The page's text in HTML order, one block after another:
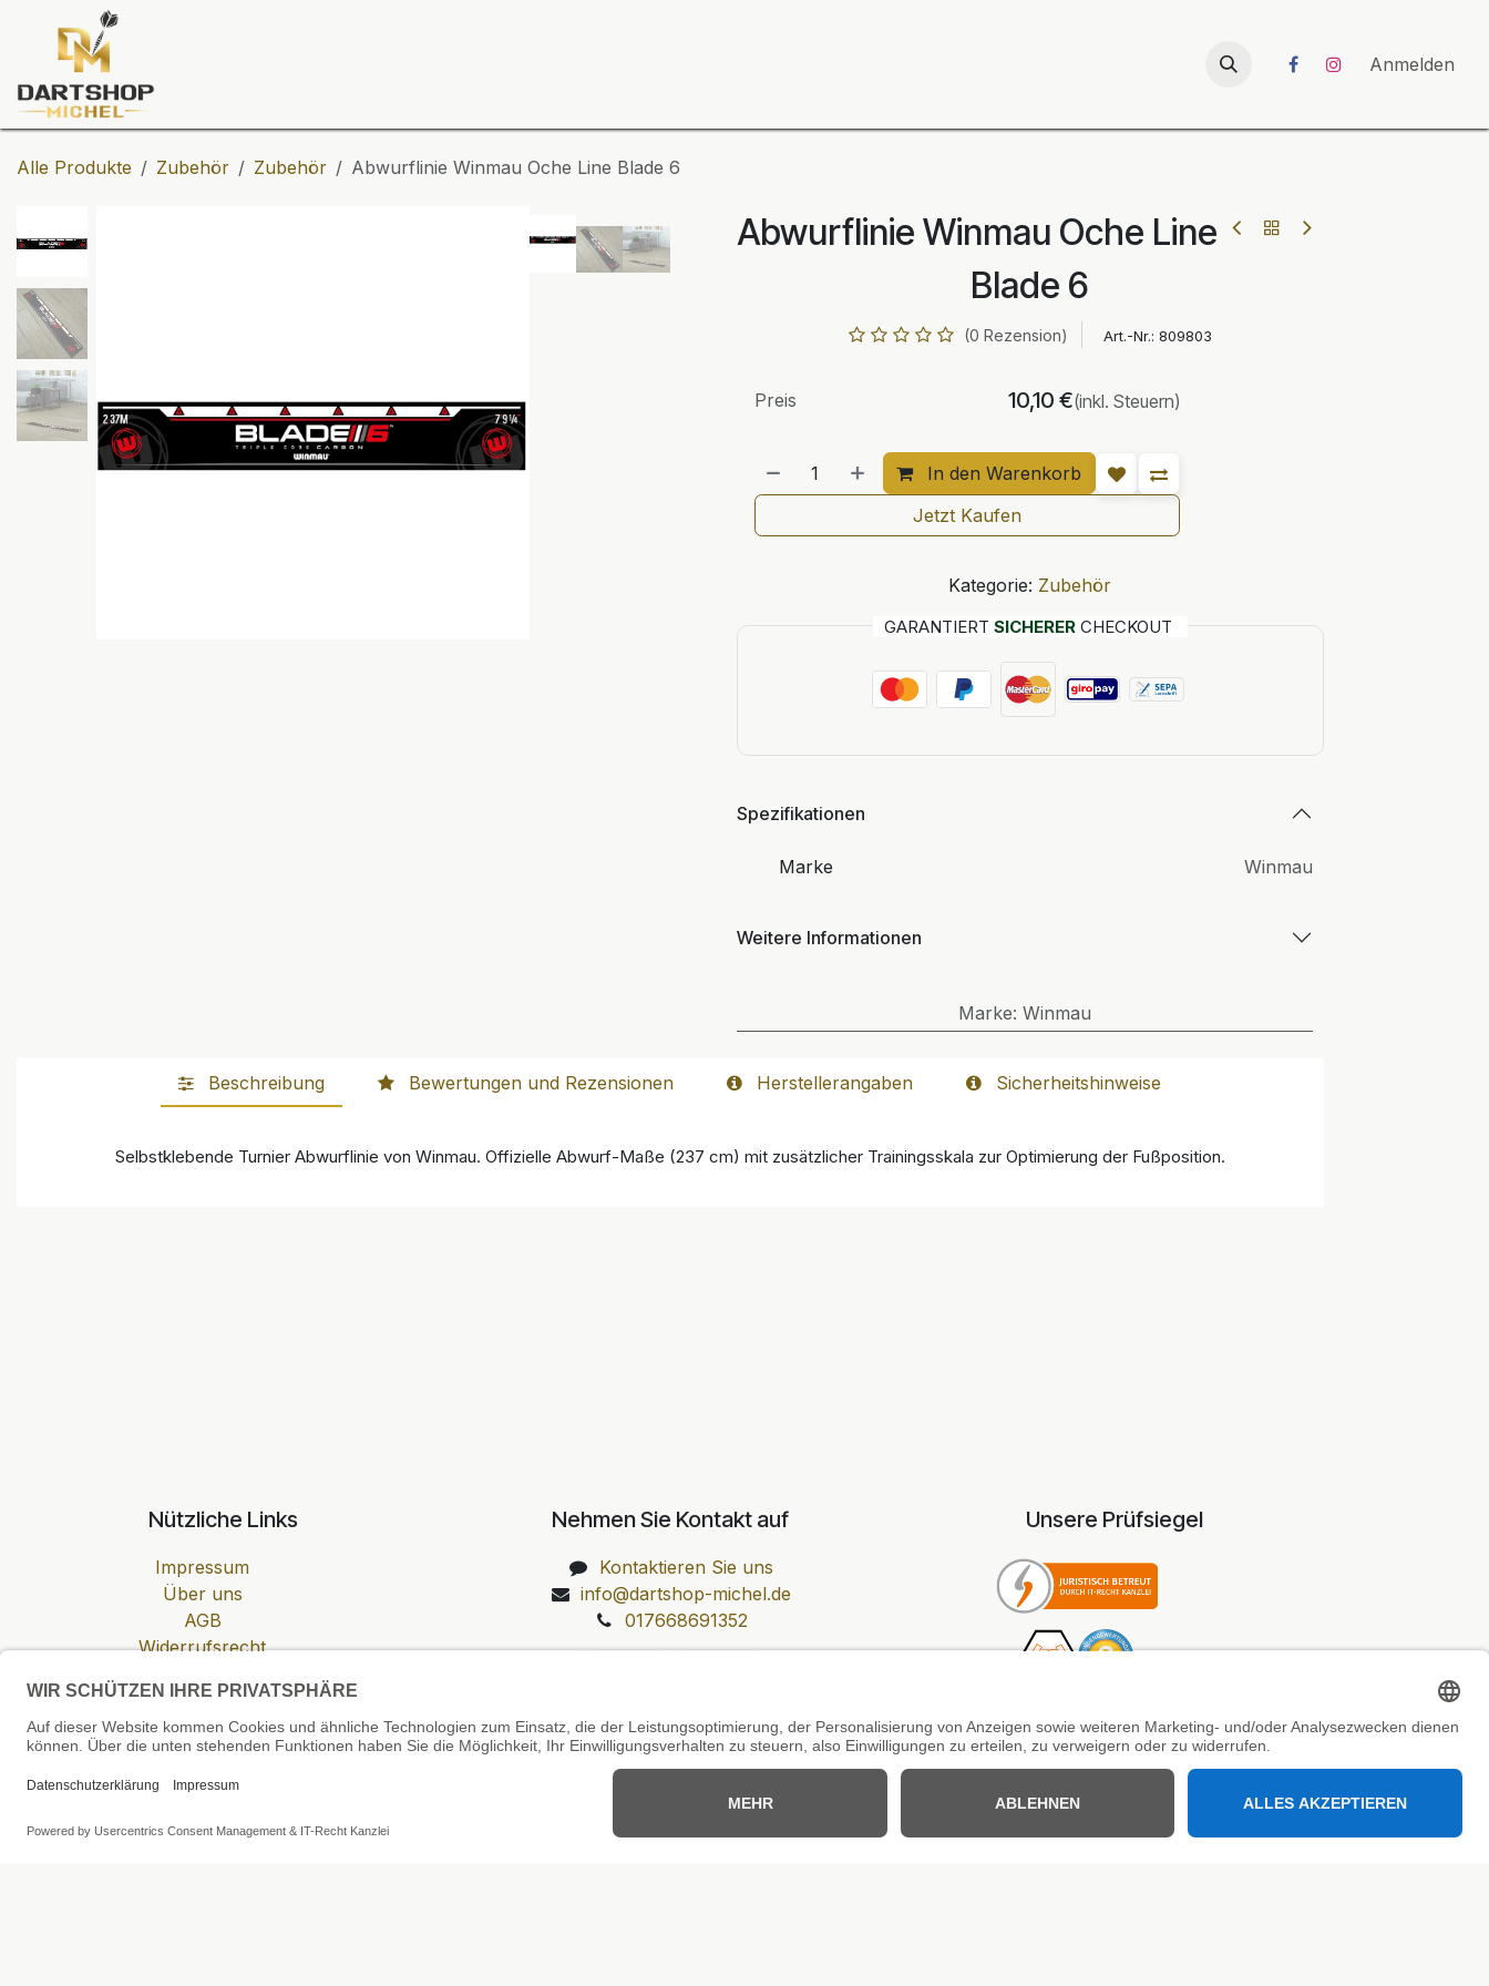
Zum Inhalt springen
UNICORN-Launch 2026 Anmelden
Alle Produkte Zubehör Zubehör Abwurflinie Winmau Oche Line Blade 6
Abwurflinie Winmau Oche Line
Blade 6
(0 Rezension) Art.-Nr.: 809803
In den Warenkorb
Preis 10,10 €(inkl. Steuern)
Jetzt Kaufen
Kategorie: Zubehör
GARANTIERT SICHERERCHECKOUT
Spezifikationen
Marke Winmau
Weitere Informationen
Marke: Winmau
Beschreibung Bewertungen und Rezensionen Herstellerangaben Sicherheitshinweise
Selbstklebende Turnier Abwurflinie von Winmau. Offizielle Abwurf-Maße (237 cm) mit zusätzlicher Trainingsskala zur Optimierung der Fußposition.
Nützliche Links
Impressum
Über uns
AGB
Widerrufsrecht
Zahlung & Versand
Cookie-Einstellungen
Nehmen Sie Kontakt auf
Kontaktieren Sie uns
info@dartshop-michel.de
017668691352
Unsere Prüfsiegel